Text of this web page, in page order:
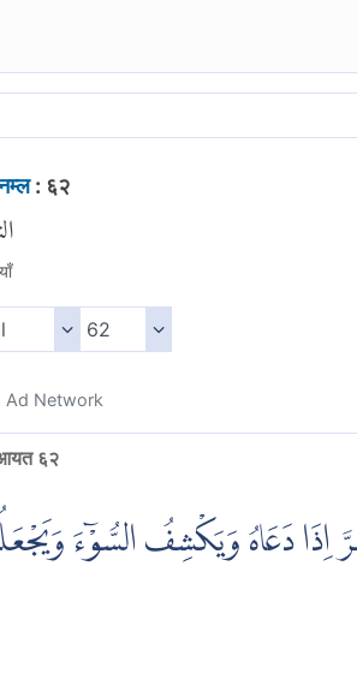
: ६२
Ad Network
६२
دَعَاهُ وَيَكْشِفُ السُّوْۤءَ